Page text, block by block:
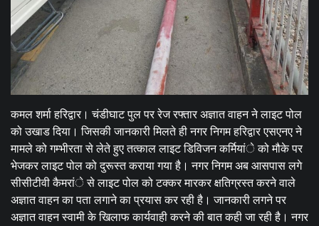
कमल शर्मा हरिद्वार। चंडीघाट पुल पर रेज रफ्तार अज्ञात वाहन ने लाइट पोल
को उखाड दिया। जिसकी जानकारी मिलते ही नगर निगम हरिद्वार एसएनए ने
मामले को गम्भीरता से लेते हुए तत्काल लाइट डिविजन कर्मियांे को मौके पर
भेजकर लाइट पोल को दुरूस्त कराया गया है। नगर निगम अब आसपास लगे
सीसीटीवी कैमरांे से लाइट पोल को टक्कर मारकर क्षतिग्रस्त करने वाले
अज्ञात वाहन का पता लगाने का प्रयास कर रही है। जानकारी लगने पर
अज्ञात वाहन स्वामी के खिलाफ कार्यवाही करने की बात कही जा रही है। नगर